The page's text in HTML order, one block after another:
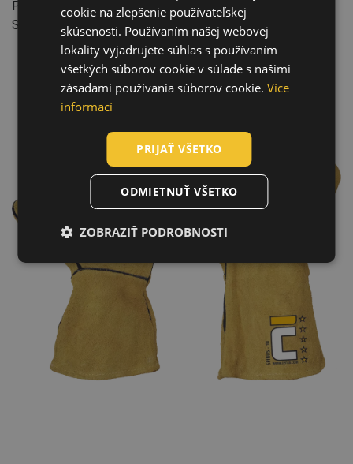
Priemysel: Baníctvo a ťažba, Strojárstvo, Ťažký priemysel,
Stavba, Automobilový priemysel
SLOVAK
ROMANIAN
SPANISH
cookie na zlepšenie používateľskej
skúsenosti. Používaním našej webovej
lokality vyjadrujete súhlas s používaním
všetkých súborov cookie v súlade s našimi
zásadami používania súborov cookie. Více
informací
PRIJAŤ VŠETKO
ODMIETNUŤ VŠETKO
ZOBRAZIŤ PODROBNOSTI